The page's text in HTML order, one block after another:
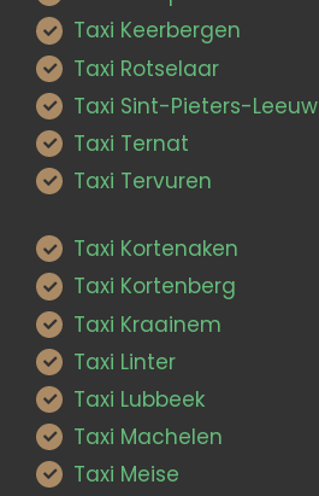
Taxi Keerbergen
Taxi Rotselaar
Taxi Sint-Pieters-Leeuw
Taxi Ternat
Taxi Tervuren
Taxi Kortenaken
Taxi Kortenberg
Taxi Kraainem
Taxi Linter
Taxi Lubbeek
Taxi Machelen
Taxi Meise